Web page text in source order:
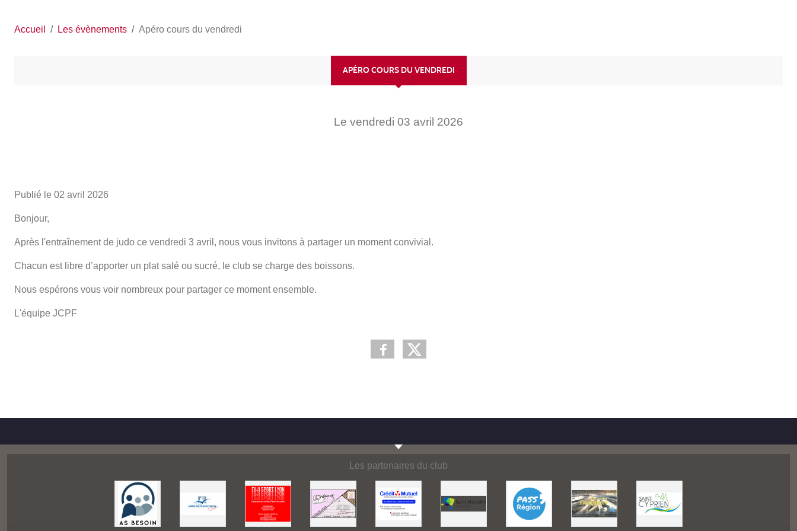
Accueil Les évènements Apéro cours du vendredi
APÉRO COURS DU VENDREDI
Le vendredi 03 avril 2026
Publié le 02 avril 2026
Bonjour,
Après l'entraînement de judo ce vendredi 3 avril, nous vous invitons à partager un moment convivial.
Chacun est libre d’apporter un plat salé ou sucré, le club se charge des boissons.
Nous espérons vous voir nombreux pour partager ce moment ensemble.
L'équipe JCPF
Les partenaires du club